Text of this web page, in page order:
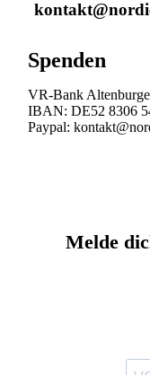
Spenden
VR-Bank
IBAN: DE52 8306
Paypal:
Melde